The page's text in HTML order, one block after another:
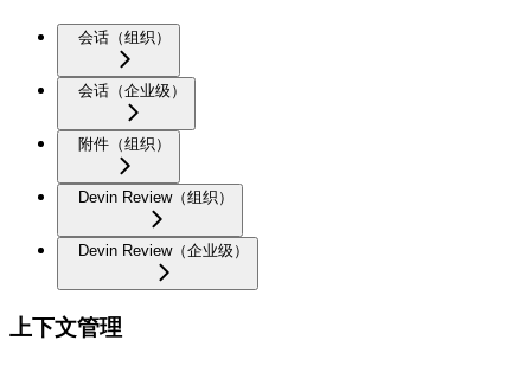
会话（组织）
会话（企业级）
附件（组织）
Devin Review（组织）
Devin Review（企业级）
上下文管理